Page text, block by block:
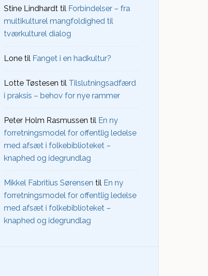
Stine Lindhardt til Forbindelser – fra
multikulturel mangfoldighed til
tværkulturel dialog
Lone til Fanget i en hadkultur?
Lotte Tøstesen til Tilslutningsadfærd
i praksis – behov for nye rammer
Peter Holm Rasmussen til En ny
forretningsmodel for offentlig ledelse
med afsæt i folkebiblioteket –
knaphed og idegrundlag
Mikkel Fabritius Sørensen til En ny
forretningsmodel for offentlig ledelse
med afsæt i folkebiblioteket –
knaphed og idegrundlag